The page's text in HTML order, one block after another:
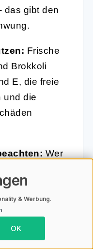
das gibt den
Frische
Brokkoli
E, die freie
und die
Wer
Zwei
sind ein
die
dem
& Werbung.
OK